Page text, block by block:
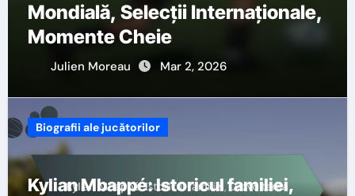
Mondială, Selecții Internaționale,
Momente Cheie
Julien Moreau Mar 2, 2026
Biografii ale jucătorilor
Kylian Mbappé: Istoricul familiei,